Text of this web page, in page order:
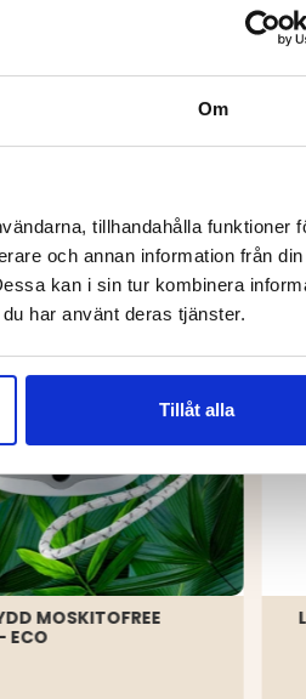
Om
tillhandahålla funktioner
och annan information från din
kan i sin tur kombinera
har använt deras tjänster.
Tillåt alla
AV
MOSKITOFREE
ECO